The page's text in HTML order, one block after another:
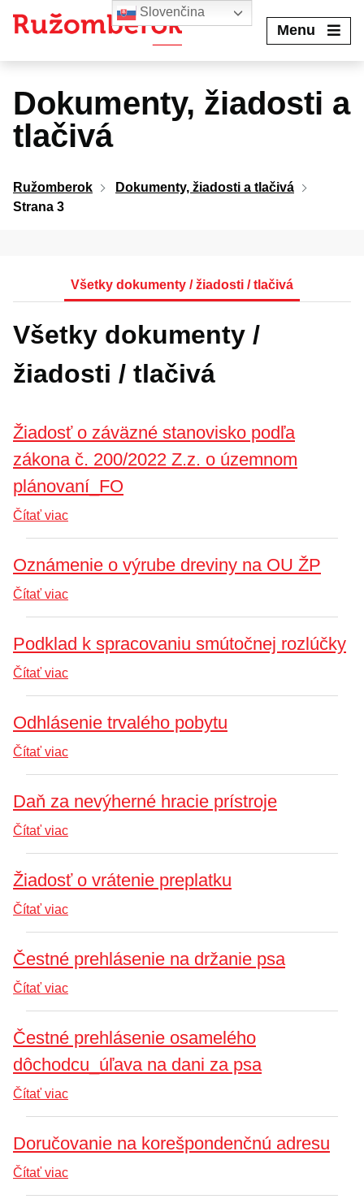
Menu
Dokumenty, žiadosti a
tlačivá
Ružomberok
Dokumenty, žiadosti a tlačivá
Strana 3
Všetky dokumenty / žiadosti / tlačivá
Všetky dokumenty /
žiadosti / tlačivá
Žiadosť o záväzné stanovisko podľa
zákona č. 200/2022 Z.z. o územnom
plánovaní_FO
Čítať viac
Oznámenie o výrube dreviny na OU ŽP
Čítať viac
Podklad k spracovaniu smútočnej rozlúčky
Čítať viac
Odhlásenie trvalého pobytu
Čítať viac
Daň za nevýherné hracie prístroje
Čítať viac
Žiadosť o vrátenie preplatku
Čítať viac
Čestné prehlásenie na držanie psa
Čítať viac
Čestné prehlásenie osamelého
dôchodcu_úľava na dani za psa
Čítať viac
Doručovanie na korešpondenčnú adresu
Čítať viac
Slovenčina